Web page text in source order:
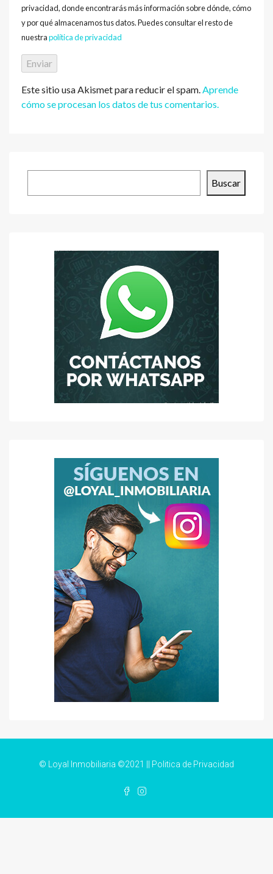
privacidad, donde encontrarás más información sobre dónde, cómo
y por qué almacenamos tus datos. Puedes consultar el resto de
nuestrapolítica de privacidad
Este sitio usa Akismet para reducir el spam.Aprende
cómo se procesan los datos de tus comentarios.
Buscar
© Loyal Inmobiliaria ©2021 || Politica de Privacidad